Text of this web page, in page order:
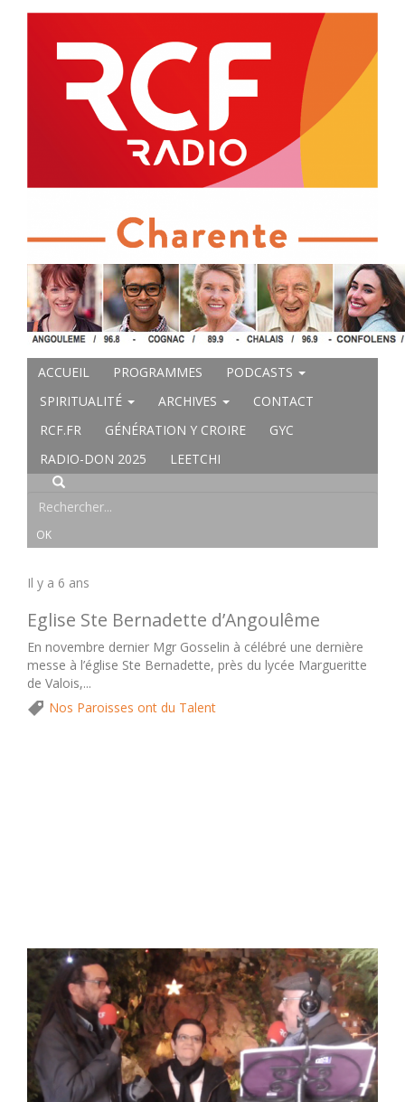
ACCUEIL PROGRAMMES
PODCASTS
SPIRITUALITÉ
ARCHIVES
CONTACT
RCF.FR
GÉNÉRATION Y CROIRE
GYC
RADIO-DON 2025
LEETCHI
Il y a 6 ans
Eglise Ste Bernadette d’Angoulême
En novembre dernier Mgr Gosselin à célébré une dernière
messe à l’église Ste Bernadette, près du lycée Margueritte
de Valois,...
Nos Paroisses ont du Talent